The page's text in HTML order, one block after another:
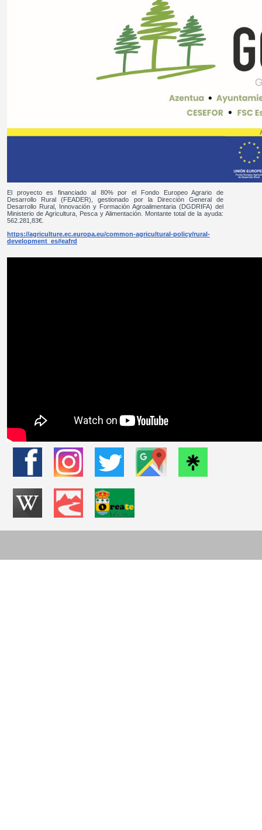
El proyecto es financiado al 80% por el Fondo Europeo Agrario de
Desarrollo Rural (FEADER), gestionado por la Dirección General de
Desarrollo Rural, Innovación y Formación Agroalimentaria (DGDRIFA) del
Ministerio de Agricultura, Pesca y Alimentación. Montante total de la ayuda:
562.281,83€.
https://agriculture.ec.europa.eu/common-agricultural-policy/rural-
development_es#eafrd